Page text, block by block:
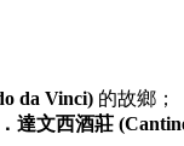
da Vinci) 的故鄉；
達文西酒莊